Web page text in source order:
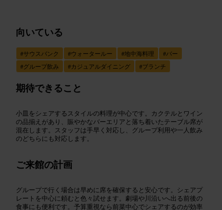
向いている
#サウスバンク #ウォータールー #地中海料理 #バー
#グループ飲み #カジュアルダイニング #ブランチ
期待できること
小皿をシェアするスタイルの料理が中心です。カクテルとワイン
の品揃えがあり、賑やかなバーエリアと落ち着いたテーブル席が
混在します。スタッフは手早く対応し、グループ利用や一人飲み
のどちらにも対応します。
ご来館の計画
グループで行く場合は早めに席を確保すると安心です。シェアプ
レートを中心に頼むと色々試せます。劇場や川沿いへ出る前後の
食事にも便利です。予算重視なら前菜中心でシェアするのが効率